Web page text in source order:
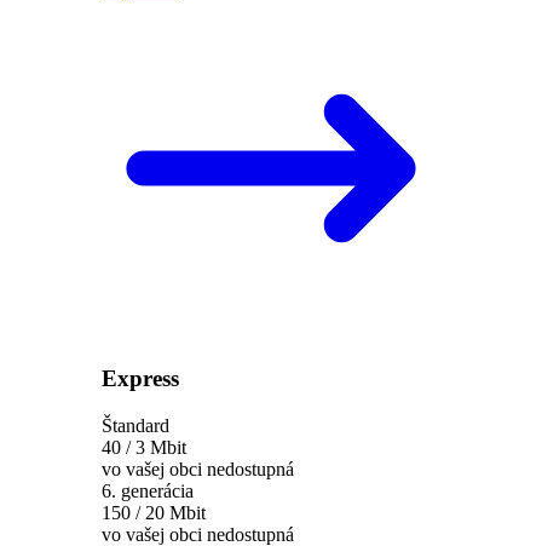
Express
Štandard
40 / 3 Mbit
vo vašej obci nedostupná
6. generácia
150 / 20 Mbit
vo vašej obci nedostupná